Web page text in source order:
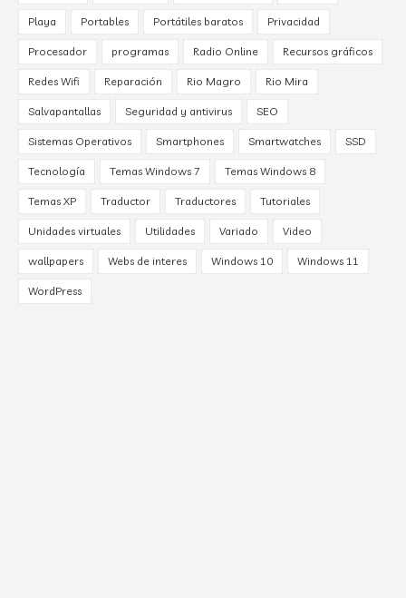
Playa Portables Portátiles baratos Privacidad
Procesador programas Radio Online Recursos gráficos
Redes Wifi Reparación Rio Magro Rio Mira
Salvapantallas Seguridad y antivirus SEO
Sistemas Operativos Smartphones Smartwatches SSD
Tecnología Temas Windows 7 Temas Windows 8
Temas XP Traductor Traductores Tutoriales
Unidades virtuales Utilidades Variado Video
wallpapers Webs de interes Windows 10 Windows 11
WordPress